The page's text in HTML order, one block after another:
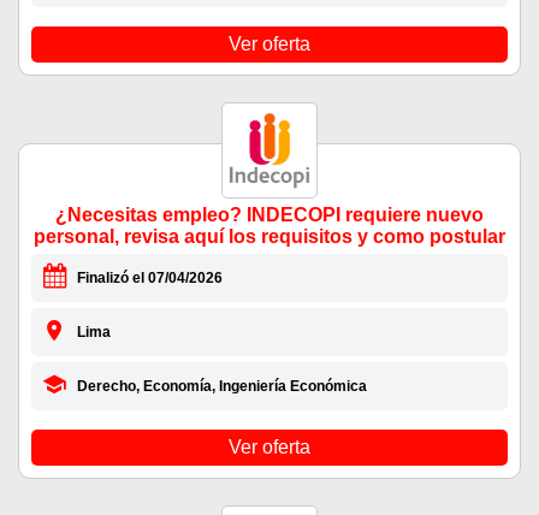
Ver oferta
¿Necesitas empleo? INDECOPI requiere nuevo
personal, revisa aquí los requisitos y como postular
Finalizó el 07/04/2026
Lima
Derecho, Economía, Ingeniería Económica
Ver oferta